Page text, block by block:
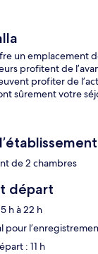
un emplacement
profitent de
profiter de
sûrement votre
de 2 chambres
départ
h à 22 h
pour
: 11 h